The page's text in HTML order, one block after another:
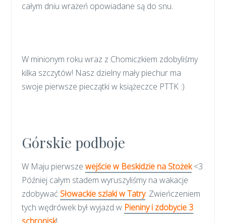
całym dniu wrażeń opowiadane są do snu.
W minionym roku wraz z Chomiczkiem zdobyliśmy
kilka szczytów! Nasz dzielny mały piechur ma
swoje pierwsze pieczątki w książeczce PTTK :)
Górskie podboje
W Maju pierwszewejście w Beskidzie na Stożek<3
Później całym stadem wyruszyliśmy na wakacje
zdobywać Słowackie szlaki w Tatry. Zwieńczeniem
tych wędrówek był wyjazd w Pieniny i zdobycie 3
schronisk!